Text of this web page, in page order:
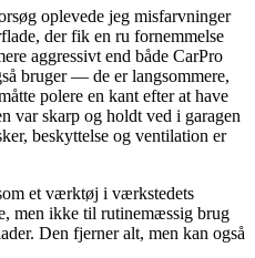
oplevede jeg misfarvninger
der fik en ru fornemmelse
aggressivt end både CarPro
bruger — de er langsommere,
polere en kant efter at have
var skarp og holdt ved i garagen
beskyttelse og ventilation er
et værktøj i værkstedets
men ikke til rutinemæssig brug
Den fjerner alt, men kan også